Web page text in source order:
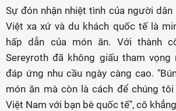
Sự đón nhận nhiệt tình của người dân
Việt xa xứ và du khách quốc tế là
hấp dẫn của món ăn. Với thành
Sereyroth đã không giấu tham
đáp ứng nhu cầu ngày càng cao.
món ăn mà còn là cách để chúng tôi
Việt Nam với bạn bè quốc tế", cô